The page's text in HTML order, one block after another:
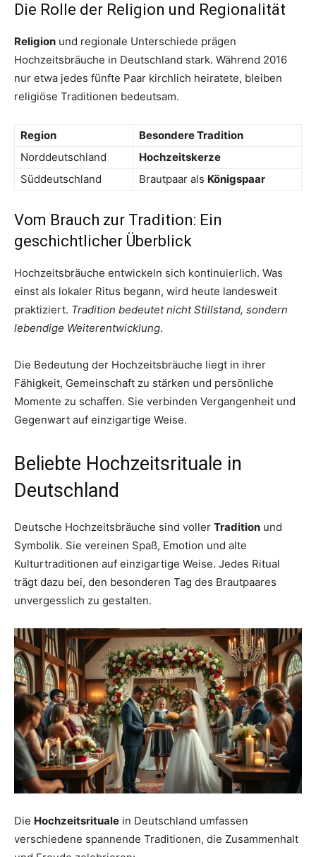
Die Rolle der Religion und Regionalität
Religion und regionale Unterschiede prägen
Hochzeitsbräuche in Deutschland stark. Während 2016
nur etwa jedes fünfte Paar kirchlich heiratete, bleiben
religiöse Traditionen bedeutsam.
Region
Besondere Tradition
Norddeutschland
Hochzeitskerze
Süddeutschland
Brautpaar als Königspaar
Vom Brauch zur Tradition: Ein
geschichtlicher Überblick
Hochzeitsbräuche entwickeln sich kontinuierlich. Was
einst als lokaler Ritus begann, wird heute landesweit
praktiziert. Tradition bedeutet nicht Stillstand, sondern
lebendige Weiterentwicklung.
Die Bedeutung der Hochzeitsbräuche liegt in ihrer
Fähigkeit, Gemeinschaft zu stärken und persönliche
Momente zu schaffen. Sie verbinden Vergangenheit und
Gegenwart auf einzigartige Weise.
Beliebte Hochzeitsrituale in
Deutschland
Deutsche Hochzeitsbräuche sind voller Tradition und
Symbolik. Sie vereinen Spaß, Emotion und alte
Kulturtraditionen auf einzigartige Weise. Jedes Ritual
trägt dazu bei, den besonderen Tag des Brautpaares
unvergesslich zu gestalten.
Die Hochzeitsrituale in Deutschland umfassen
verschiedene spannende Traditionen, die Zusammenhalt